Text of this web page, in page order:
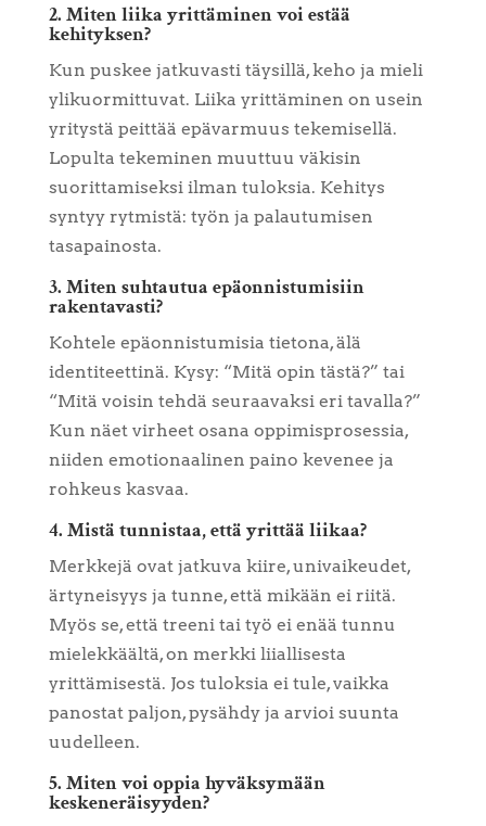
2. Miten liika yrittäminen voi estää
kehityksen?
Kun puskee jatkuvasti täysillä, keho ja mieli
ylikuormittuvat. Liika yrittäminen on usein
yritystä peittää epävarmuus tekemisellä.
Lopulta tekeminen muuttuu väkisin
suorittamiseksi ilman tuloksia. Kehitys
syntyy rytmistä: työn ja palautumisen
tasapainosta.
3. Miten suhtautua epäonnistumisiin
rakentavasti?
Kohtele epäonnistumisia tietona, älä
identiteettinä. Kysy: “Mitä opin tästä?” tai
“Mitä voisin tehdä seuraavaksi eri tavalla?”
Kun näet virheet osana oppimisprosessia,
niiden emotionaalinen paino kevenee ja
rohkeus kasvaa.
4. Mistä tunnistaa, että yrittää liikaa?
Merkkejä ovat jatkuva kiire, univaikeudet,
ärtyneisyys ja tunne, että mikään ei riitä.
Myös se, että treeni tai työ ei enää tunnu
mielekkäältä, on merkki liiallisesta
yrittämisestä. Jos tuloksia ei tule, vaikka
panostat paljon, pysähdy ja arvioi suunta
uudelleen.
5. Miten voi oppia hyväksymään
keskeneräisyyden?